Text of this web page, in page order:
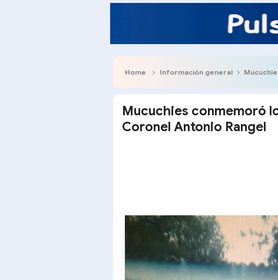
Home Información general Mucuchies
Mucuchies conmemoró
Coronel Antonio Rangel